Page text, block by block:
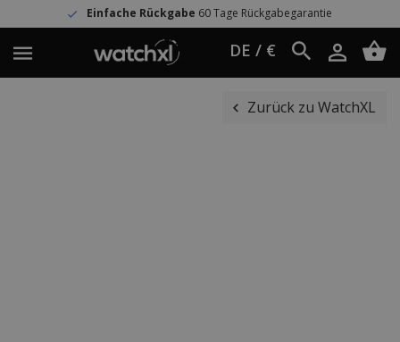
Einfache Rückgabe60 Tage Rückgabegarantie
DE / €
Zurück zu WatchXL